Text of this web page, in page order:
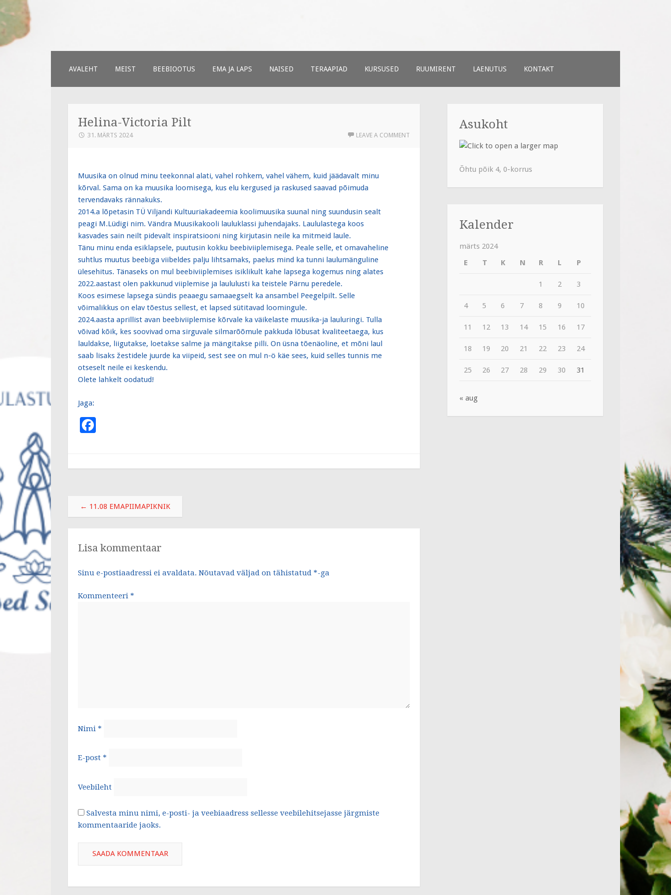
CONTENT
AVALEHT MEIST BEEBIOOTUS EMA JA LAPS NAISED TERAAPIAD KURSUSED RUUMIRENT LAENUTUS KONTAKT
Helina-Victoria Pilt
31. MÄRTS 2024 LEAVE A COMMENT
Muusika on olnud minu teekonnal alati, vahel rohkem, vahel vähem, kuid jäädavalt minu
kõrval. Sama on ka muusika loomisega, kus elu kergused ja raskused saavad põimuda
tervendavaks rännakuks.
2014.a lõpetasin TÜ Viljandi Kultuuriakadeemia koolimuusika suunal ning suundusin sealt
peagi M.Lüdigi nim. Vändra Muusikakooli lauluklassi juhendajaks. Laululastega koos
kasvades sain neilt pidevalt inspiratsiooni ning kirjutasin neile ka mitmeid laule.
Tänu minu enda esiklapsele, puutusin kokku beebiviiplemisega. Peale selle, et omavaheline
suhtlus muutus beebiga viibeldes palju lihtsamaks, paelus mind ka tunni laulumänguline
ülesehitus. Tänaseks on mul beebiviiplemises isiklikult kahe lapsega kogemus ning alates
2022.aastast olen pakkunud viiplemise ja laululusti ka teistele Pärnu peredele.
Koos esimese lapsega sündis peaaegu samaaegselt ka ansambel Peegelpilt. Selle
võimalikkus on elav tõestus sellest, et lapsed sütitavad loomingule.
2024.aasta aprillist avan beebiviiplemise kõrvale ka väikelaste muusika-ja lauluringi. Tulla
võivad kõik, kes soovivad oma sirguvale silmarõõmule pakkuda lõbusat kvaliteetaega, kus
lauldakse, liigutakse, loetakse salme ja mängitakse pilli. On üsna tõenäoline, et mõni laul
saab lisaks žestidele juurde ka viipeid, sest see on mul n-ö käe sees, kuid selles tunnis me
otseselt neile ei keskendu.
Olete lahkelt oodatud!
Jaga:
b
o
k
Post
navigation
← 11.08 EMAPIIMAPIKNIK
Lisa kommentaar
Sinu e-postiaadressi ei avaldata. Nõutavad väljad on tähistatud *-ga
Kommenteeri *
Nimi *
E-post *
Veebileht
Salvesta minu nimi, e-posti- ja veebiaadress sellesse veebilehitsejasse järgmiste
kommentaaride jaoks.
Asukoht
Õhtu põik 4, 0-korrus
Kalender
märts 2024
E
T K N R L P
1 2 3
4 5 6 7 8 9 10
11 12 13 14 15 16 17
18 19 20 21 22 23 24
25 26 27 28 29 30 31
« aug